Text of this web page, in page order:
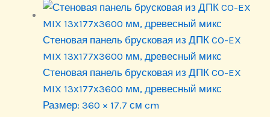
Стеновая панель брусковая из ДПК CO-EX
MIX 13х177х3600 мм, древесный микс
Стеновая панель брусковая из ДПК CO-EX
MIX 13х177х3600 мм, древесный микс
Размер: 360 × 17.7 см cm